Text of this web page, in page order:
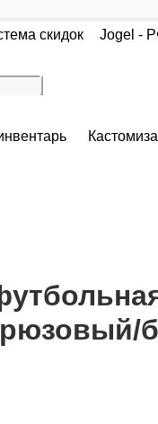
скидок Jogel -
по розничной цене